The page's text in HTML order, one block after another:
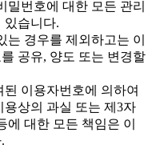
번호에 대한 모든 관리
있습니다.
경우를 제외하고는 이
공유, 양도 또는 변경할
이용자번호에 의하여
용상의 과실 또는 제3자
에 대한 모든 책임은 이